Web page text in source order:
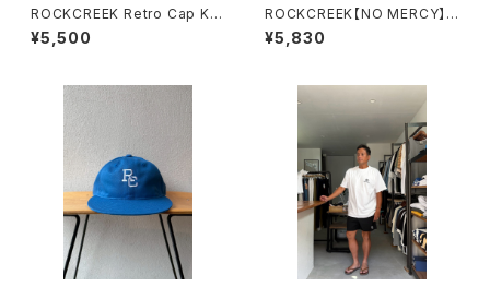
ROCKCREEK Retro Cap KH
AKI BROWN ロッククリーク
¥5,500
ROCKCREEK【NO MERCY】T
ee ロッククリーク BLUE
¥5,830